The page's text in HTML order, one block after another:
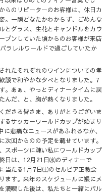
らのリピーターのお客様は、休日カ
。一瞬どなたかわからず、ごめんな
とグラス、生花とキャンドルをカウ
プンしていた頃からのお客様が来店
ラレルワールドで過ごしていたか
れたそれぞれのワインについての孝
談で和やかな夕べとなりました。7
。あぁ、やっとディナータイムに戻
んだ、と、胸が熱くなりました。
ださる皆さま、ありがとうございま
るサッカーワールドカップが始まり
悲痛なニュースがあふれるなか、
回からのの予定を載せています。
スポーツに疎い私にワールドカップ
日は、12月21日㈬のディナーで
当たる1月7日㈯のセルビア正教会
ます。来年のスケジュールに帳にメ
満喫した後は、私たちと一緒にバル